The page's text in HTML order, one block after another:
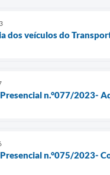
dos veículos do
n.°077/2023-
n.°075/2023-